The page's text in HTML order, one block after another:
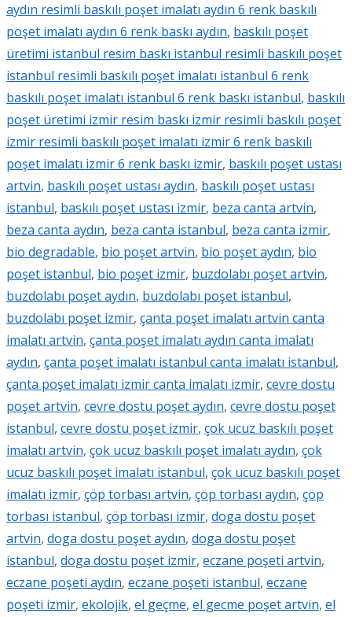
aydın resimli baskılı poşet imalatı aydın 6 renk baskılı
poşet imalatı aydın 6 renk baskı aydın, baskılı poşet
üretimi istanbul resim baskı istanbul resimli baskılı poşet
istanbul resimli baskılı poşet imalatı istanbul 6 renk
baskılı poşet imalatı istanbul 6 renk baskı istanbul, baskılı
poşet üretimi izmir resim baskı izmir resimli baskılı poşet
izmir resimli baskılı poşet imalatı izmir 6 renk baskılı
poşet imalatı izmir 6 renk baskı izmir, baskılı poşet ustası
artvin, baskılı poşet ustası aydın, baskılı poşet ustası
istanbul, baskılı poşet ustası izmir, beza canta artvin,
beza canta aydın, beza canta istanbul, beza canta izmir,
bio degradable, bio poşet artvin, bio poşet aydın, bio
poşet istanbul, bio poşet izmir, buzdolabı poşet artvin,
buzdolabı poşet aydın, buzdolabı poşet istanbul,
buzdolabı poşet izmir, çanta poşet imalatı artvin canta
imalatı artvin, çanta poşet imalatı aydın canta imalatı
aydın, çanta poşet imalatı istanbul canta imalatı istanbul,
çanta poşet imalatı izmir canta imalatı izmir, cevre dostu
poşet artvin, cevre dostu poşet aydın, cevre dostu poşet
istanbul, cevre dostu poşet izmir, çok ucuz baskılı poşet
imalatı artvin, çok ucuz baskılı poşet imalatı aydın, çok
ucuz baskılı poşet imalatı istanbul, çok ucuz baskılı poşet
imalatı izmir, çöp torbası artvin, çöp torbası aydın, çöp
torbası istanbul, çöp torbası izmir, doga dostu poşet
artvin, doga dostu poşet aydın, doga dostu poşet
istanbul, doga dostu poşet izmir, eczane poşeti artvin,
eczane poşeti aydın, eczane poşeti istanbul, eczane
poşeti izmir, ekolojik, el geçme, el gecme poşet artvin, el